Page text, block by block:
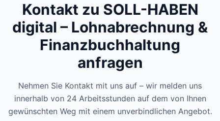
Kontakt zu SOLL-HABEN
digital – Lohnabrechnung &
Finanzbuchhaltung
anfragen
Nehmen Sie Kontakt mit uns auf – wir melden uns
innerhalb von 24 Arbeitsstunden auf dem von Ihnen
gewünschten Weg mit einem unverbindlichen Angebot.
Alle Standorte
Über uns
Kontakt
Häufige Fragen FAQ
Lohnabrechnung Backnang
Lohnabrechnung Waiblingen
Lohnabrechnung Schorndorf
Lohnabrechnung Stuttgart
Lohnabrechnung Heilbronn